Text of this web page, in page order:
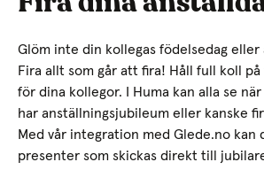
Glöm inte din kollegas födelsedag
Fira allt som går att fira! Håll full koll på
för dina kollegor. I Huma kan alla se
har anställningsjubileum eller kanske
Med vår integration med Glede.no kan
presenter som skickas direkt till